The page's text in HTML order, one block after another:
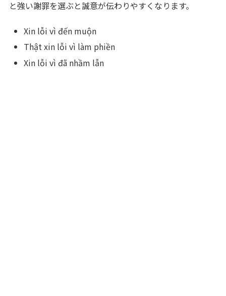
と強い謝罪を選ぶと誠意が伝わりやすくなります。
Xin lỗi vì đến muộn
Thật xin lỗi vì làm phiền
Xin lỗi vì đã nhầm lẫn